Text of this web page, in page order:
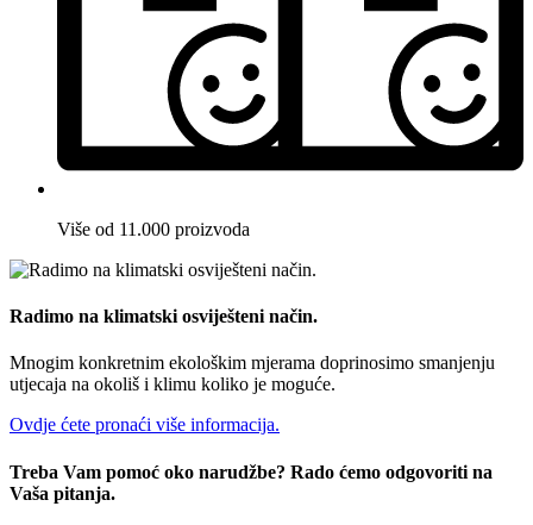
Više od 11.000 proizvoda
Radimo na klimatski osviješteni način.
Mnogim konkretnim ekološkim mjerama doprinosimo smanjenju
utjecaja na okoliš i klimu koliko je moguće.
Ovdje ćete pronaći više informacija.
Treba Vam pomoć oko narudžbe? Rado ćemo odgovoriti na
Vaša pitanja.